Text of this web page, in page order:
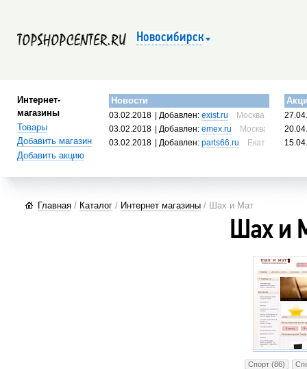
Новосибирск
Интернет-
магазины
Товары
Добавить магазин
Добавить акцию
Новости
03.02.2018 | Добавлен:exist.ru
Москва, Россия
03.02.2018
| Добавлен:emex.ru
Москва, Россия
03.02.2018
| Добавлен:parts66.ru Екатеринбург,
Главная / Каталог / Интернет магазины / Шах и Мат
Шах и
Спорт (86)